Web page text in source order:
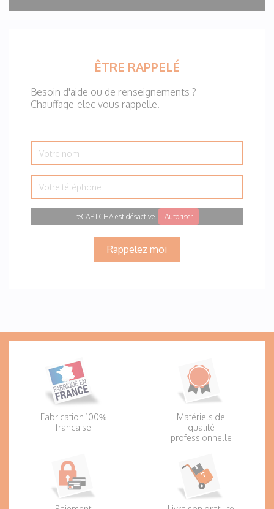
ÊTRE RAPPELÉ
Besoin d'aide ou de renseignements ?
Chauffage-elec vous rappelle.
nom
téléphone
reCAPTCHA est désactivé. Autoriser
Rappelez moi
Fabrication 100%
française
Matériels de
qualité
professionnelle